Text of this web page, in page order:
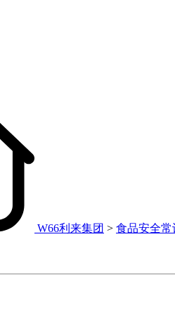
W66利来集团 > 食品安全常